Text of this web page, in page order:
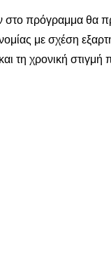
πρόγραμμα θα
με σχέση
τη χρονική